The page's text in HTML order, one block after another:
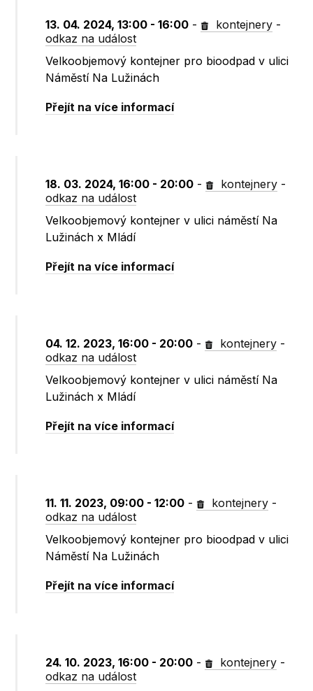
13. 04. 2024, 13:00 - 16:00 - kontejnery -
odkaz na událost
Velkoobjemový kontejner pro bioodpad v ulici
Náměstí Na Lužinách
Přejít na více informací
18. 03. 2024, 16:00 - 20:00 - kontejnery -
odkaz na událost
Velkoobjemový kontejner v ulici náměstí Na
Lužinách x Mládí
Přejít na více informací
04. 12. 2023, 16:00 - 20:00 - kontejnery -
odkaz na událost
Velkoobjemový kontejner v ulici náměstí Na
Lužinách x Mládí
Přejít na více informací
11. 11. 2023, 09:00 - 12:00 - kontejnery -
odkaz na událost
Velkoobjemový kontejner pro bioodpad v ulici
Náměstí Na Lužinách
Přejít na více informací
24. 10. 2023, 16:00 - 20:00 - kontejnery -
odkaz na událost